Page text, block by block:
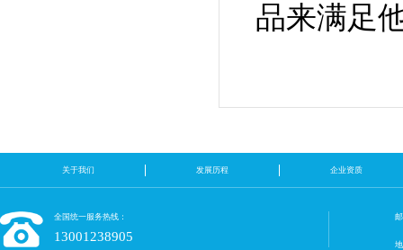
品来满足
关于我们 发展历程 企业资质
全国统一服务热线：
13001238905